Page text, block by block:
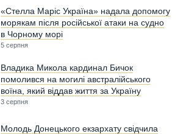
«Стелла Маріс Україна» надала допомогу
морякам після російської атаки на судно
в Чорному морі
5 серпня
Владика Микола кардинал Бичок
помолився на могилі австралійського
воїна, який віддав життя за Україну
3 серпня
Молодь Донецького екзархату свідчила